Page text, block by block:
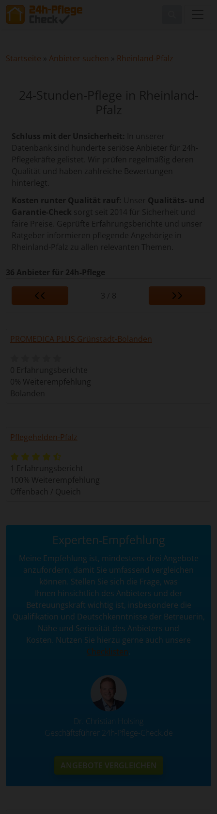
Startseite » Anbieter suchen » Rheinland-Pfalz
24-Stunden-Pflege in Rheinland-
Pfalz
Schluss mit der Unsicherheit: In unserer
Datenbank sind hunderte seriöse Anbieter für 24h-
Pflegekräfte gelistet. Wir prüfen regelmäßig deren
Qualität und haben zahlreiche Bewertungen
hinterlegt.
Kosten runter Qualität rauf: Unser Qualitäts- und
Garantie-Check sorgt seit 2014 für Sicherheit und
faire Preise. Geprüfte Erfahrungsberichte und unser
Ratgeber informieren pflegende Angehörige in
Rheinland-Pfalz zu allen relevanten Themen.
36 Anbieter für 24h-Pflege
3 / 8
PROMEDICA PLUS Grünstadt-Bolanden
0 Erfahrungsberichte
0% Weiterempfehlung
Bolanden
Pflegehelden-Pfalz
1 Erfahrungsbericht
100% Weiterempfehlung
Offenbach / Queich
Experten-Empfehlung
Meine Empfehlung ist, mindestens drei Angebote
anzufordern, damit Sie umfassend vergleichen
können. Stellen Sie sich die Frage, was
Ihnen hinsichtlich des Anbieters und der
Betreuungskraft wichtig ist, insbesondere die
Qualifikation und Deutschkenntnisse der Betreuerin,
Nähe und Seriosität des Anbieters und
Kosten. Nutzen Sie hierzu gerne auch unsere
Checklisten.
Dr. Christian Holsing
Geschäftsführer 24h-Pflege-Check.de
ANGEBOTE VERGLEICHEN